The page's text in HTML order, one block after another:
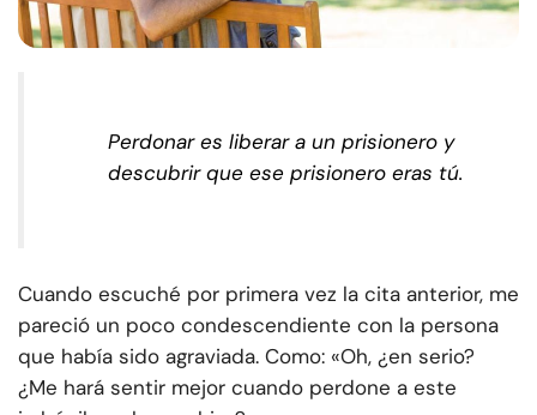
Perdonar es liberar a un prisionero y
descubrir que ese prisionero eras tú.
Cuando escuché por primera vez la cita anterior, me
pareció un poco condescendiente con la persona
que había sido agraviada. Como: «Oh, ¿en serio?
¿Me hará sentir mejor cuando perdone a este